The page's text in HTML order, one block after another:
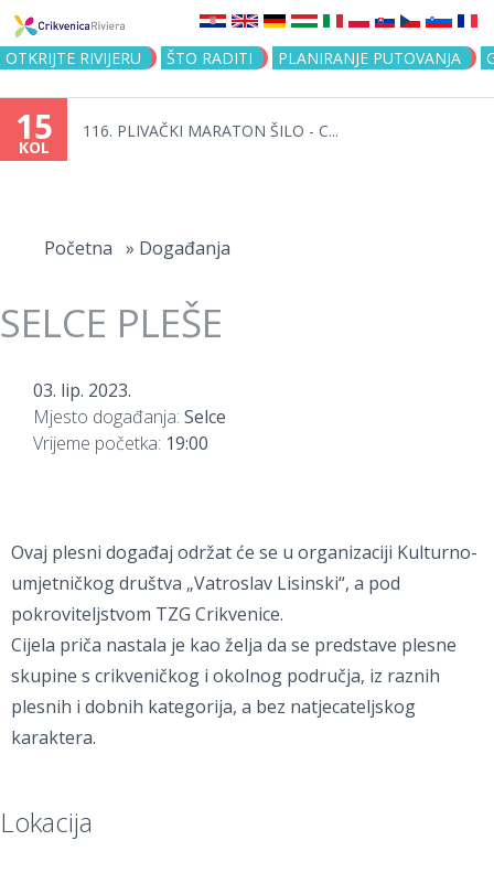
Jump to navigation
OTKRIJTE RIVIJERU ŠTO RADITI PLANIRANJE PUTOVANJA
15
KOL
116. PLIVAČKI MARATON ŠILO - C...
Početna » Događanja
SELCE PLEŠE
03. lip. 2023.
Mjesto događanja: Selce
Vrijeme početka: 19:00
Ovaj plesni događaj održat će se u organizaciji Kulturno-
umjetničkog društva „Vatroslav Lisinski“, a pod
pokroviteljstvom TZG Crikvenice.
Cijela priča nastala je kao želja da se predstave plesne
skupine s crikveničkog i okolnog područja, iz raznih
plesnih i dobnih kategorija, a bez natjecateljskog
karaktera.
Lokacija